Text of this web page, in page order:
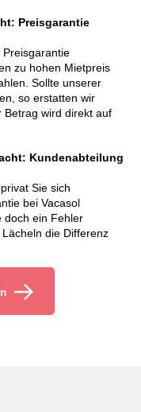
Preisgarantie
Preisgarantie
zu hohen Mietpreis
Sollte unserer
so erstatten wir
Betrag wird direkt auf
Kundenabteilung
Sie sich
bei Vacasol
doch ein Fehler
die Differenz